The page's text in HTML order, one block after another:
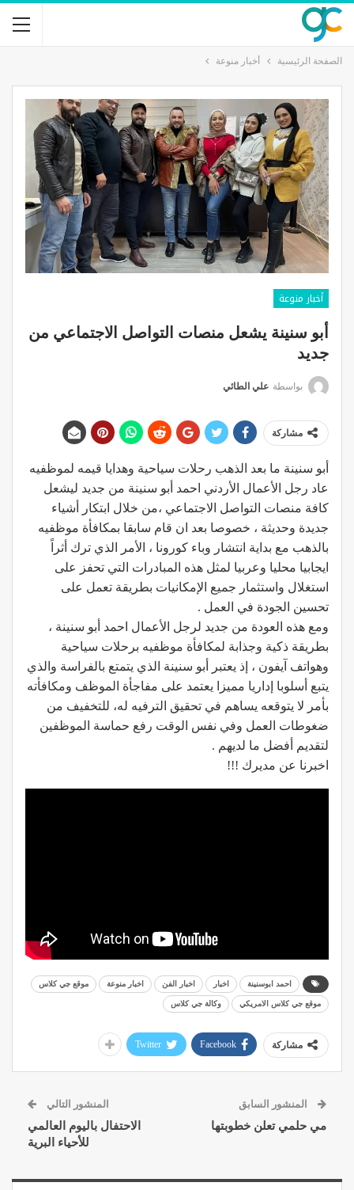
الصفحة الرئيسية أخبار منوعة
أخبار منوعة
أبو سنينة يشعل منصات التواصل الاجتماعي من
جديد
بواسطة علي الطائي
مشاركة
أبو سنينة ما بعد الذهب رحلات سياحية وهدايا قيمه لموظفيه
عاد رجل الأعمال الأردني احمد أبو سنينة من جديد ليشعل
كافة منصات التواصل الاجتماعي ،من خلال ابتكار أشياء
جديدة وحديثة ، خصوصا بعد ان قام سابقا بمكافأة موظفيه
بالذهب مع بداية انتشار وباء كورونا ، الأمر الذي ترك أثراً
ايجابيا محليا وعربيا لمثل هذه المبادرات التي تحفز على
استغلال واستثمار جميع الإمكانيات بطريقة تعمل على
تحسين الجودة في العمل .
ومع هذه العودة من جديد لرجل الأعمال احمد أبو سنينة ،
بطريقة ذكية وجذابة لمكافأة موظفيه برحلات سياحية
وهواتف آيفون ، إذ يعتبر أبو سنينة الذي يتمتع بالفراسة والذي
يتبع أسلوبا إداريا مميزا يعتمد على مفاجأة الموظف ومكافأته
بأمر لا يتوقعه يساهم في تحقيق الترفيه له، للتخفيف من
ضغوطات العمل وفي نفس الوقت رفع حماسة الموظفين
لتقديم أفضل ما لديهم .
اخبرنا عن مديرك !!!
احمد ابوسنينة اخبار اخبار الفن اخبار منوعة موقع جي كلاس
موقع جي كلاس الامريكي وكالة جي كلاس
مشاركة Facebook
Twitter
المنشور السابق
مي حلمي تعلن خطوبتها
المنشور التالي
الاحتفال باليوم العالمي
للأحياء البرية